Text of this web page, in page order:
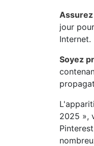
jour
Internet.
Soyez
2025 »,